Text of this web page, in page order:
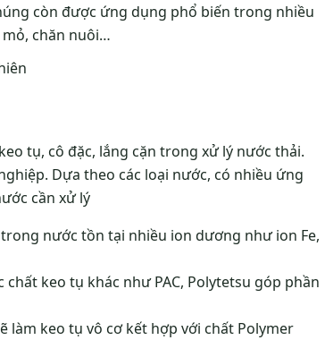
còn được ứng dụng phổ biến trong nhiều
chăn nuôi…
tụ, cô đặc, lắng cặn trong xử lý nước thải.
Dựa theo các loại nước, có nhiều ứng
cần xử lý
nước tồn tại nhiều ion dương như ion Fe,
keo tụ khác như PAC, Polytetsu góp phần
làm keo tụ vô cơ kết hợp với chất Polymer